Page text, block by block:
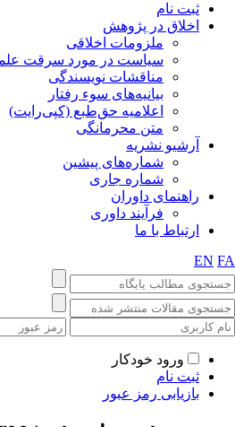
ثبت نام
اخلاق در پژوهش
ملزومات اخلاقی
سیاست در مورد سرقت
مناقشات نویسندگی
بیانیه‌های سوء رفتار
اعلامیه حق‌طبع (کپی‌رایت)
متن محرمانگی
آرشیو نشریه
شماره‌های پیشین
شماره جاری
راهنمای داوران
فرآیند داوری
ارتباط با ما
EN
ورود خودکار
ثبت نام
بازیابی رمز عبور